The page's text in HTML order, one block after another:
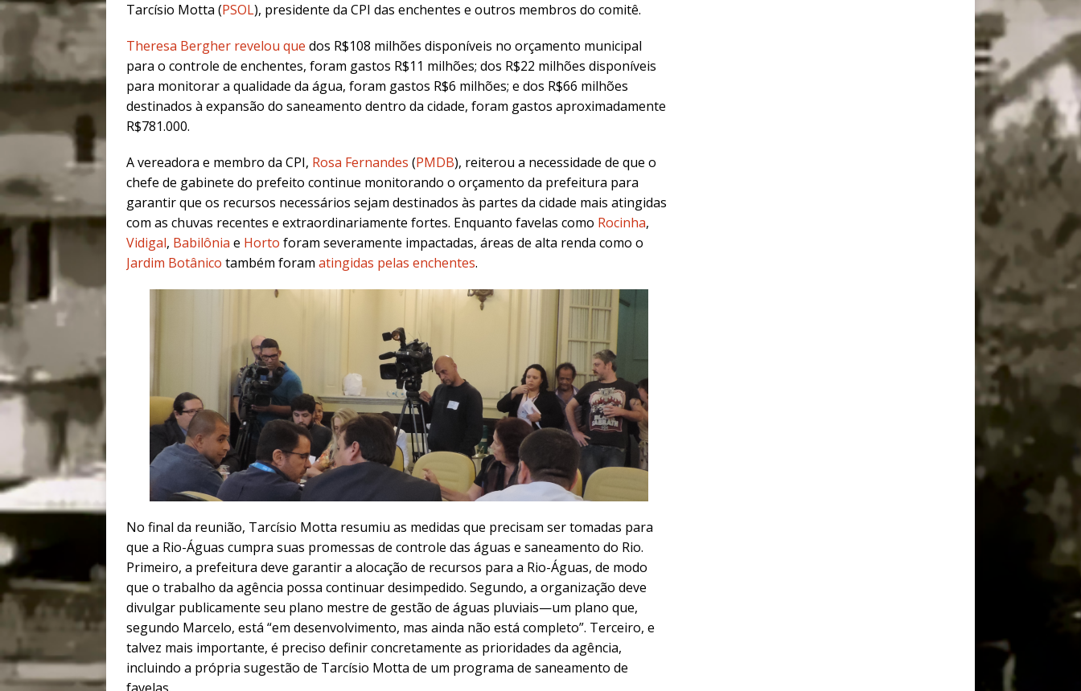
Tarcísio Motta (PSOL), presidente da CPI das enchentes e outros membros do comitê.
Theresa Bergher revelou que dos R$108 milhões disponíveis no orçamento municipal
para o controle de enchentes, foram gastos R$11 milhões; dos R$22 milhões disponíveis
para monitorar a qualidade da água, foram gastos R$6 milhões; e dos R$66 milhões
destinados à expansão do saneamento dentro da cidade, foram gastos aproximadamente
R$781.000.
A vereadora e membro da CPI, Rosa Fernandes (PMDB), reiterou a necessidade de que o
chefe de gabinete do prefeito continue monitorando o orçamento da prefeitura para
garantir que os recursos necessários sejam destinados às partes da cidade mais atingidas
com as chuvas recentes e extraordinariamente fortes. Enquanto favelas como Rocinha,
Vidigal, Babilônia e Horto foram severamente impactadas, áreas de alta renda como o
Jardim Botânico também foram atingidas pelas enchentes.
No final da reunião, Tarcísio Motta resumiu as medidas que precisam ser tomadas para
que a Rio-Águas cumpra suas promessas de controle das águas e saneamento do Rio.
Primeiro, a prefeitura deve garantir a alocação de recursos para a Rio-Águas, de modo
que o trabalho da agência possa continuar desimpedido. Segundo, a organização deve
divulgar publicamente seu plano mestre de gestão de águas pluviais—um plano que,
segundo Marcelo, está “em desenvolvimento, mas ainda não está completo”. Terceiro, e
talvez mais importante, é preciso definir concretamente as prioridades da agência,
incluindo a própria sugestão de Tarcísio Motta de um programa de saneamento de